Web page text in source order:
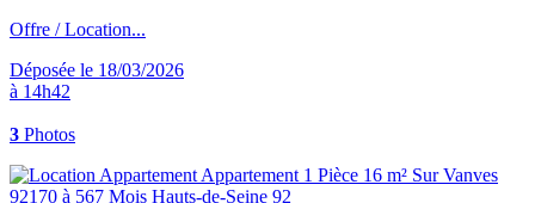
Offre / Location...
Déposée le 18/03/2026
à 14h42
3 Photos